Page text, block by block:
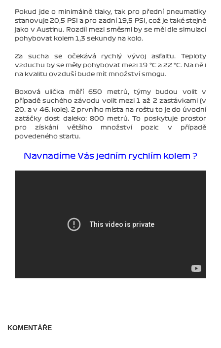
Pokud jde o minimálně tlaky, tak pro přední pneumatiky
stanovuje 20,5 PSI a pro zadní 19,5 PSI, což je také stejné
jako v Austinu. Rozdíl mezi směsmi by se měl dle simulací
pohybovat kolem 1,3 sekundy na kolo.
Za sucha se očekává rychlý vývoj asfaltu. Teploty
vzduchu by se měly pohybovat mezi 19 °C a 22 °C. Na ně i
na kvalitu ovzduší bude mít množství smogu.
Boxová ulička měří 650 metrů, týmy budou volit v
případě suchého závodu volit mezi 1 až 2 zastávkami (v
20. a v 46. kole). Z prvního místa na roštu to je do úvodní
zatáčky dost daleko: 800 metrů. To poskytuje prostor
pro získání většího množství pozic v případě
povedeného startu.
Navnadíme Vás jedním rychlím kolem ?
KOMENTÁŘE